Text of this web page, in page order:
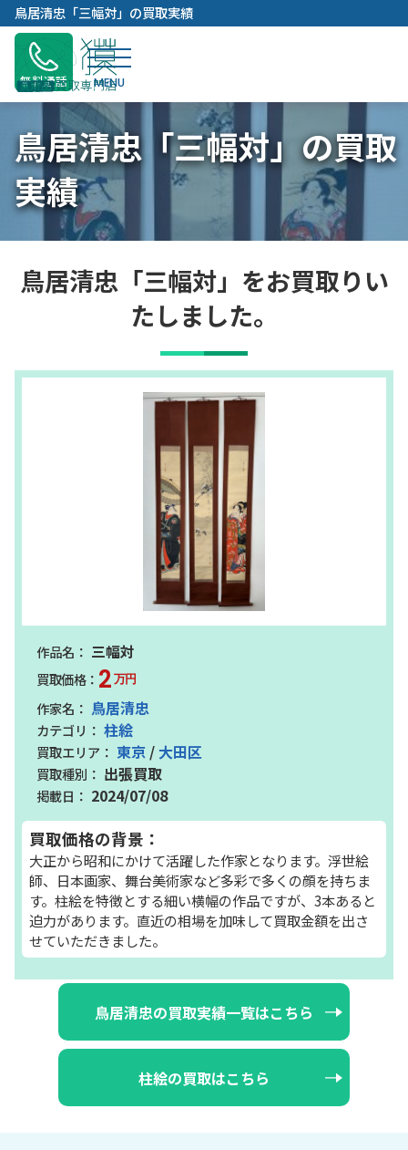
容
キ
ッ
プ
鳥居清忠「三幅対」の買取実績
無料通話
鳥居清忠「三幅対」の買取
実績
鳥居清忠「三幅対」をお買取りい
たしました。
三幅対
2万円
鳥居清忠
柱絵
東京 / 大田区
出張買取
2024/07/08
買取価格の背景：
大正から昭和にかけて活躍した作家となります。浮世絵
師、日本画家、舞台美術家など多彩で多くの顔を持ちま
す。柱絵を特徴とする細い横幅の作品ですが、3本あると
迫力があります。直近の相場を加味して買取金額を出さ
せていただきました。
鳥居清忠の買取実績一覧はこちら
柱絵の買取はこちら